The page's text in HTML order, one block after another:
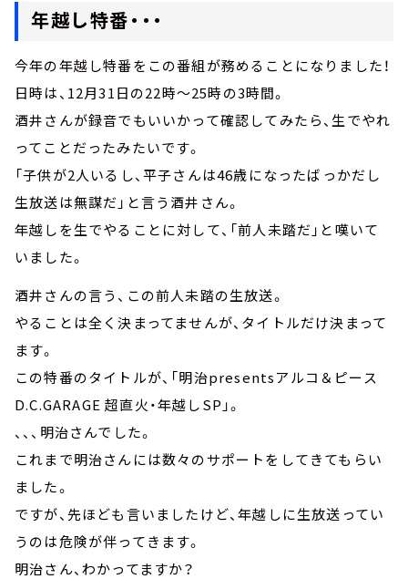
年越し特番・・・
今年の年越し特番をこの番組が務めることになりました！
日時は、12月31日の22時～25時の3時間。
酒井さんが録音でもいいかって確認してみたら、生でやれ
ってことだったみたいです。
「子供が2人いるし、平子さんは46歳になったばっかだし
生放送は無謀だ」と言う酒井さん。
年越しを生でやることに対して、「前人未踏だ」と嘆いて
いました。
酒井さんの言う、この前人未踏の生放送。
やることは全く決まってませんが、タイトルだけ決まって
ます。
この特番のタイトルが、「明治presentsアルコ＆ピース
D.C.GARAGE 超直火・年越しSP」。
、、、明治さんでした。
これまで明治さんには数々のサポートをしてきてもらい
ました。
ですが、先ほども言いましたけど、年越しに生放送ってい
うのは危険が伴ってきます。
明治さん、わかってますか？